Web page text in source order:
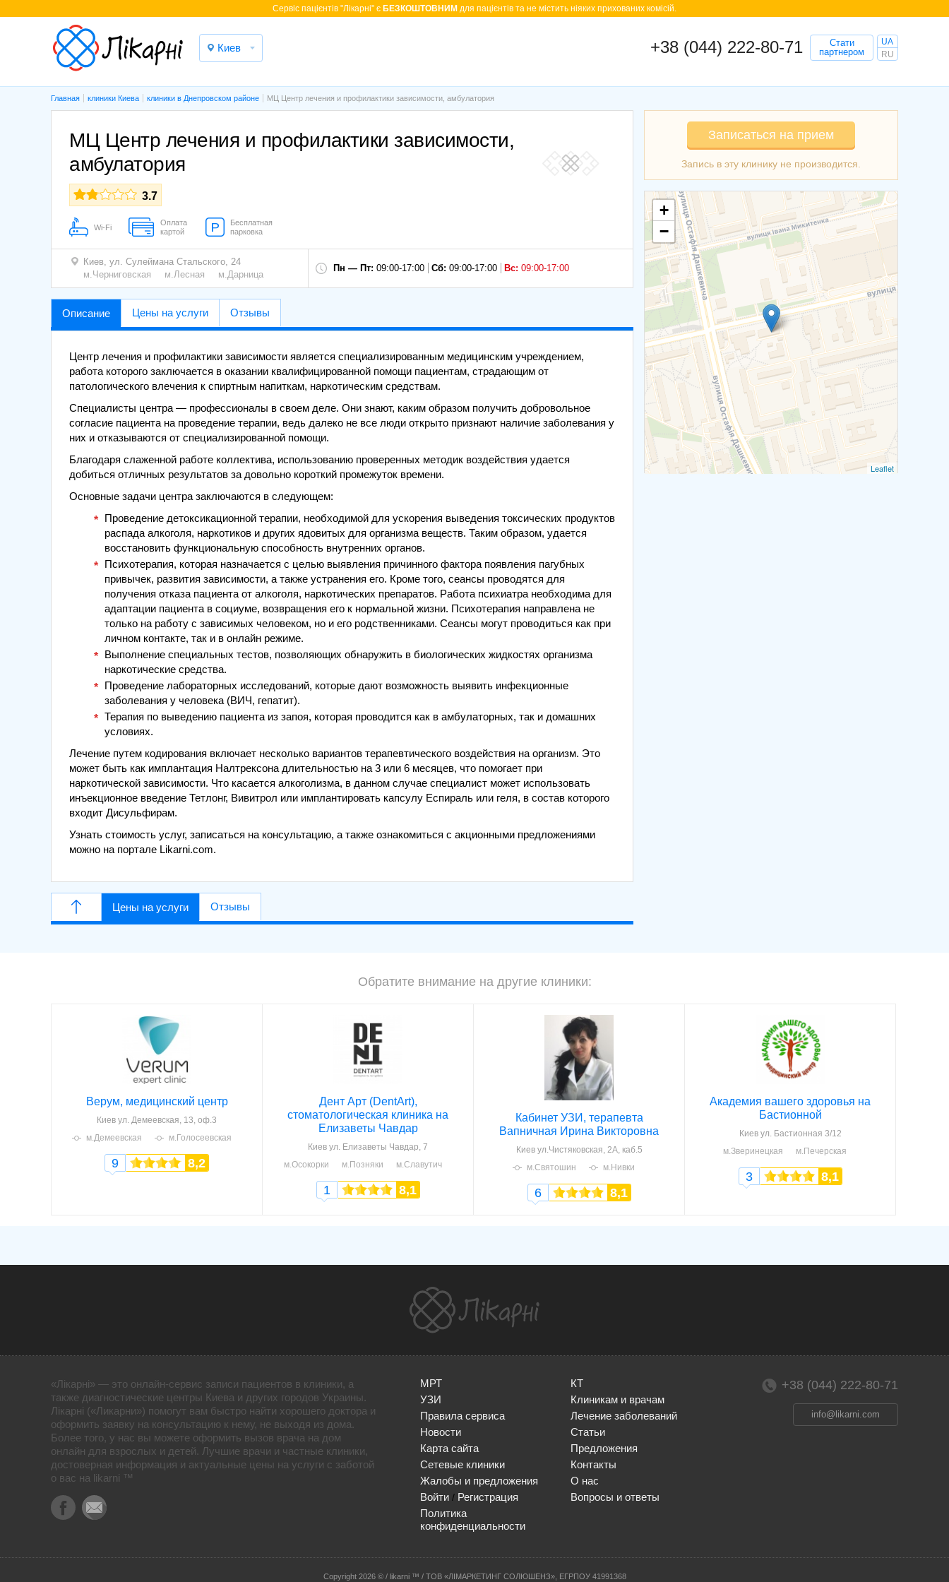
Cервіс пацієнтів "Лікарні" є БЕЗКОШТОВНИМ для пацієнтів та не містить ніяких прихованих комісій.
Киев +38 (044) 222-80-71
Стати
партнером
UA
RU
Главная клиники Киева клиники в Днепровском районе МЦ Центр лечения и профилактики зависимости, амбулатория
МЦ Центр лечения и профилактики зависимости,
амбулатория
3.7
Wi-Fi
Оплата
картой
Бесплатная
парковка
Киев, ул. Сулеймана Стальского, 24
м.Черниговская
м.Лесная м.Дарница
Пн — Пт: 09:00-17:00 Сб: 09:00-17:00 Вс: 09:00-17:00
Записаться на прием
+
−
Leaflet
Описание Цены на услуги Отзывы
Центр лечения и профилактики зависимости является специализированным медицинским учреждением,
работа которого заключается в оказании квалифицированной помощи пациентам, страдающим от
патологического влечения к спиртным напиткам, наркотическим средствам.
Специалисты центра — профессионалы в своем деле. Они знают, каким образом получить добровольное
согласие пациента на проведение терапии, ведь далеко не все люди открыто признают наличие заболевания у
них и отказываются от специализированной помощи.
Благодаря слаженной работе коллектива, использованию проверенных методик воздействия удается
добиться отличных результатов за довольно короткий промежуток времени.
Основные задачи центра заключаются в следующем:
Проведение детоксикационной терапии, необходимой для ускорения выведения токсических продуктов
распада алкоголя, наркотиков и других ядовитых для организма веществ. Таким образом, удается
восстановить функциональную способность внутренних органов.
Психотерапия, которая назначается с целью выявления причинного фактора появления пагубных
привычек, развития зависимости, а также устранения его. Кроме того, сеансы проводятся для
получения отказа пациента от алкоголя, наркотических препаратов. Работа психиатра необходима для
адаптации пациента в социуме, возвращения его к нормальной жизни. Психотерапия направлена не
только на работу с зависимых человеком, но и его родственниками. Сеансы могут проводиться как при
личном контакте, так и в онлайн режиме.
Выполнение специальных тестов, позволяющих обнаружить в биологических жидкостях организма
наркотические средства.
Проведение лабораторных исследований, которые дают возможность выявить инфекционные
заболевания у человека (ВИЧ, гепатит).
Терапия по выведению пациента из запоя, которая проводится как в амбулаторных, так и домашних
условиях.
Лечение путем кодирования включает несколько вариантов терапевтического воздействия на организм. Это
может быть как имплантация Налтрексона длительностью на 3 или 6 месяцев, что помогает при
наркотической зависимости. Что касается алкоголизма, в данном случае специалист может использовать
инъекционное введение Тетлонг, Вивитрол или имплантировать капсулу Еспираль или геля, в состав которого
входит Дисульфирам.
Узнать стоимость услуг, записаться на консультацию, а также ознакомиться с акционными предложениями
можно на портале Likarni.com.
Цены на услуги Отзывы
Обратите внимание на другие клиники:
Верум, медицинский центр
Киев ул. Демеевская, 13, оф.3
м.Демеевская
м.Голосеевская
9 8,2
Дент Арт (DentArt),
стоматологическая клиника на
Елизаветы Чавдар
Киев ул. Елизаветы Чавдар, 7
м.Осокорки
м.Позняки м.Славутич
1 8,1
Кабинет УЗИ, терапевта
Вапничная Ирина Викторовна
Киев ул.Чистяковская, 2А, каб.5
м.Святошин
м.Нивки
6 8,1
Академия вашего здоровья на
Бастионной
Киев ул. Бастионная 3/12
м.Зверинецкая
м.Печерская
3 8,1
«Лікарні» — это онлайн-сервис записи пациентов в клиники, а
также диагностические центры Киева и других городов Украины.
Лікарні («Ликарни») помогут вам быстро найти хорошего доктора и
оформить заявку на консультацию к нему, не выходя из дома.
Более того, у нас вы можете оформить вызов врача на дом
онлайн для взрослых и детей. Лучшие врачи и частные клиники,
достоверная информация и актуальные цены на услуги с заботой
о вас на likarni ™
МРТ
КТ
УЗИ
Клиникам и врачам
Правила сервиса
Лечение заболеваний
Новости
Статьи
Карта сайта
Предложения
Сетевые клиники
Контакты
Жалобы и предложения
О нас
Войти/ Регистрация
Вопросы и ответы
Политика
конфиденциальности
+38 (044) 222-80-71
info@likarni.com
Сopyright 2026 © / likarni ™ / ТОВ «ЛІМАРКЕТИНГ СОЛЮШЕНЗ», ЕГРПОУ 41991368